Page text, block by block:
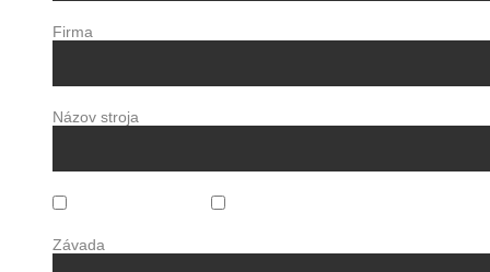
Firma
Názov stroja
Závada